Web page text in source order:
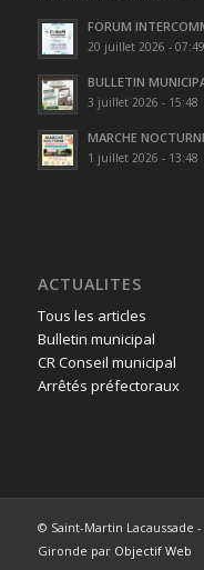
FORUM
20 juillet 2026 - 07:49
BULLETIN
3 juillet 2026 - 15:48
MARCHE
1 juillet 2026 - 13:48
ACTUALITES
Tous les articles
Bulletin municipal
CR Conseil municipal
Arrêtés préfectoraux
© Saint-Martin Lacaussade -
Gironde par Objectif Web